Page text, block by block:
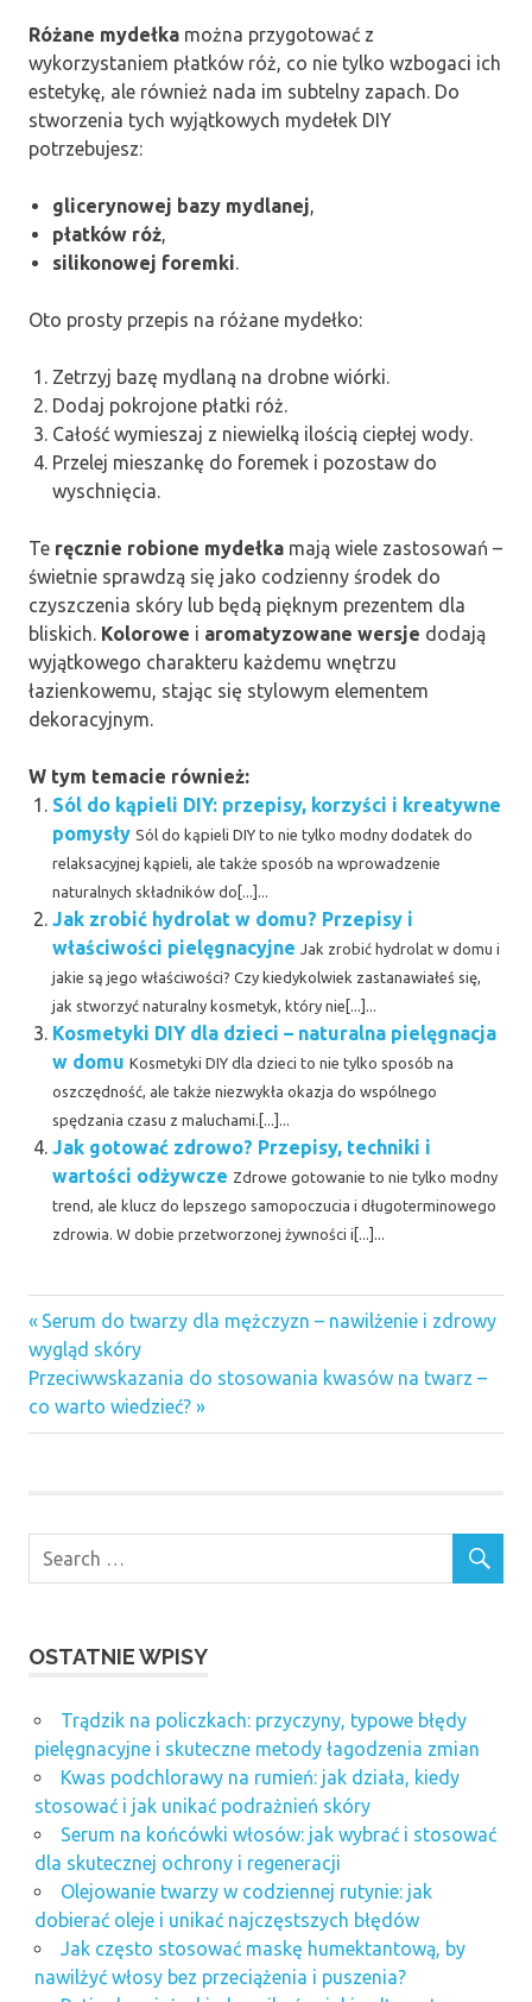
Różane mydełka można przygotować z
wykorzystaniem płatków róż, co nie tylko wzbogaci ich
estetykę, ale również nada im subtelny zapach. Do
stworzenia tych wyjątkowych mydełek DIY
potrzebujesz:
glicerynowej bazy mydlanej,
płatków róż,
silikonowej foremki.
Oto prosty przepis na różane mydełko:
Zetrzyj bazę mydlaną na drobne wiórki.
Dodaj pokrojone płatki róż.
Całość wymieszaj z niewielką ilością ciepłej wody.
Przelej mieszankę do foremek i pozostaw do
wyschnięcia.
Te ręcznie robione mydełka mają wiele zastosowań –
świetnie sprawdzą się jako codzienny środek do
czyszczenia skóry lub będą pięknym prezentem dla
bliskich. Kolorowe i aromatyzowane wersje dodają
wyjątkowego charakteru każdemu wnętrzu
łazienkowemu, stając się stylowym elementem
dekoracyjnym.
W tym temacie również:
Sól do kąpieli DIY: przepisy, korzyści i kreatywne
pomysły Sól do kąpieli DIY to nie tylko modny dodatek do
relaksacyjnej kąpieli, ale także sposób na wprowadzenie
naturalnych składników do[...]...
Jak zrobić hydrolat w domu? Przepisy i
właściwości pielęgnacyjne Jak zrobić hydrolat w domu i
jakie są jego właściwości? Czy kiedykolwiek zastanawiałeś się,
jak stworzyć naturalny kosmetyk, który nie[...]...
Kosmetyki DIY dla dzieci – naturalna pielęgnacja
w domu Kosmetyki DIY dla dzieci to nie tylko sposób na
oszczędność, ale także niezwykła okazja do wspólnego
spędzania czasu z maluchami.[...]...
Jak gotować zdrowo? Przepisy, techniki i
wartości odżywcze Zdrowe gotowanie to nie tylko modny
trend, ale klucz do lepszego samopoczucia i długoterminowego
zdrowia. W dobie przetworzonej żywności i[...]...
Nawigacja
wpisu
Previous
Post:
Serum do twarzy dla mężczyzn – nawilżenie i zdrowy
wygląd skóry
Next
Post:
Przeciwwskazania do stosowania kwasów na twarz –
co warto wiedzieć?
OSTATNIE WPISY
Trądzik na policzkach: przyczyny, typowe błędy
pielęgnacyjne i skuteczne metody łagodzenia zmian
Kwas podchlorawy na rumień: jak działa, kiedy
stosować i jak unikać podrażnień skóry
Serum na końcówki włosów: jak wybrać i stosować
dla skutecznej ochrony i regeneracji
Olejowanie twarzy w codziennej rutynie: jak
dobierać oleje i unikać najczęstszych błędów
Jak często stosować maskę humektantową, by
nawilżyć włosy bez przeciążenia i puszenia?